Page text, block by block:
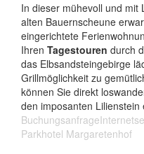
In dieser mühevoll und mit
alten Bauernscheune
eingerichtete
Ihren Tagestouren durch
das Elbsandsteingebirge
Grillmöglichkeit zu
können Sie direkt
den imposanten
Buchungsanfrage
Parkhotel Margaretenhof